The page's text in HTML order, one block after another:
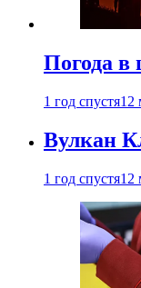
Погода в
1 год спустя12
Вулкан
1 год спустя12